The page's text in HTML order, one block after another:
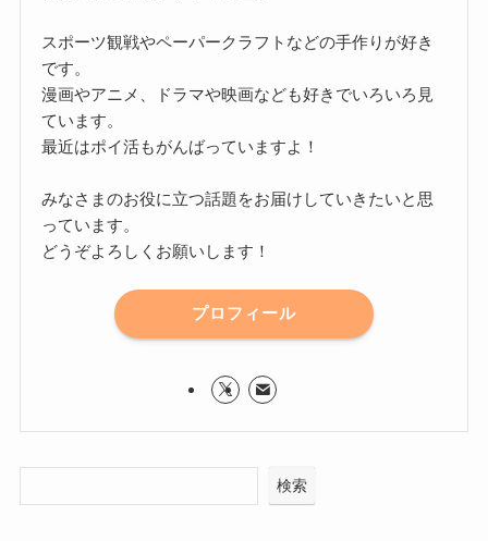
スポーツ観戦やペーパークラフトなどの手作りが好き
です。
漫画やアニメ、ドラマや映画なども好きでいろいろ見
ています。
最近はポイ活もがんばっていますよ！
みなさまのお役に立つ話題をお届けしていきたいと思
っています。
どうぞよろしくお願いします！
プロフィール
検索